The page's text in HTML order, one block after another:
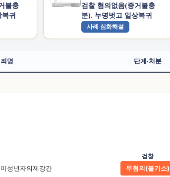
불충
귀
검찰 혐의없음(증거불충
분). 누명벗고 일상복귀
사례 심화해설
죄명 단계·처분
미성년자의제강간
검찰
무혐의(불기소)